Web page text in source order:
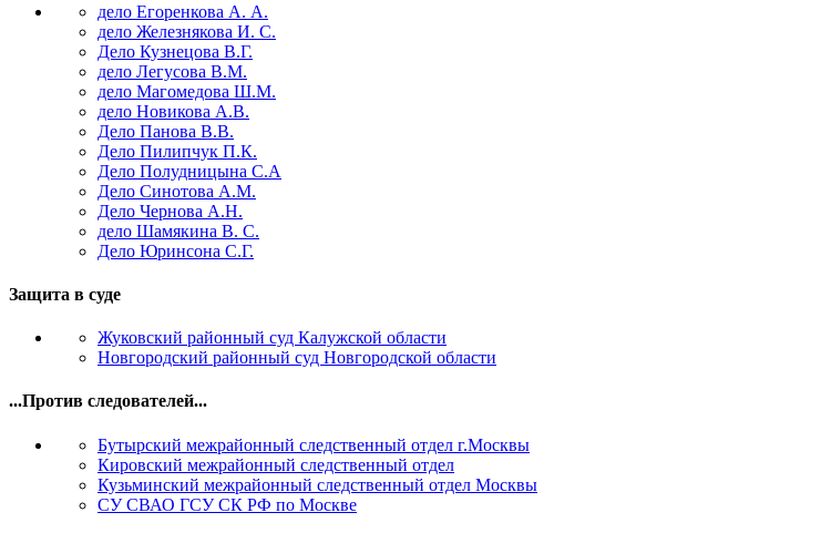
дело Егоренкова А. А.
дело Железнякова И. С.
Дело Кузнецова В.Г.
дело Легусова В.М.
дело Магомедова Ш.М.
дело Новикова А.В.
Дело Панова В.В.
Дело Пилипчук П.К.
Дело Полудницына С.А
Дело Синотова А.М.
Дело Чернова А.Н.
дело Шамякина В. С.
Дело Юринсона С.Г.
Защита в суде
Жуковский районный суд Калужской области
Новгородский районный суд Новгородской области
...Против следователей...
Бутырский межрайонный следственный отдел г.Москвы
Кировский межрайонный следственный отдел
Кузьминский межрайонный следственный отдел Москвы
СУ СВАО ГСУ СК РФ по Москве